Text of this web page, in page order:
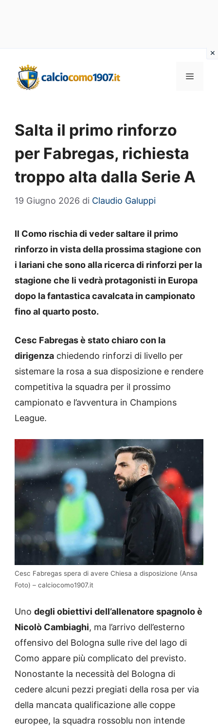
contenuto
MENU
Salta il primo rinforzo
per Fabregas, richiesta
troppo alta dalla Serie A
19 Giugno 2026 di Claudio Galuppi
Il Como rischia di veder saltare il primo
rinforzo in vista della prossima stagione con
i lariani che sono alla ricerca di rinforzi per la
stagione che li vedrà protagonisti in Europa
dopo la fantastica cavalcata in campionato
fino al quarto posto.
Cesc Fabregas è stato chiaro con la
dirigenza chiedendo rinforzi di livello per
sistemare la rosa a sua disposizione e rendere
competitiva la squadra per il prossimo
campionato e l’avventura in Champions
League.
Cesc Fabregas spera di avere Chiesa a disposizione (Ansa
Foto) – calciocomo1907.it
Uno degli obiettivi dell’allenatore spagnolo è
Nicolò Cambiaghi, ma l’arrivo dell’esterno
offensivo del Bologna sulle rive del lago di
Como appare più complicato del previsto.
Nonostante la necessità del Bologna di
cedere alcuni pezzi pregiati della rosa per via
della mancata qualificazione alle coppe
europee, la squadra rossoblu non intende